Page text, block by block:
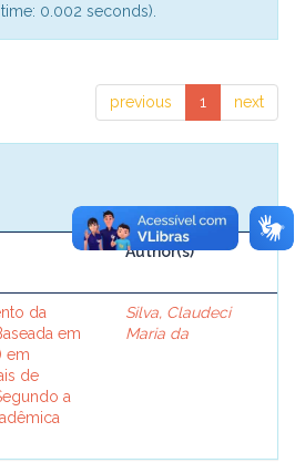
0.002 seconds).
previous 1 next
Author(s)
da
em
em
de
a
Silva, Claudeci
Maria da